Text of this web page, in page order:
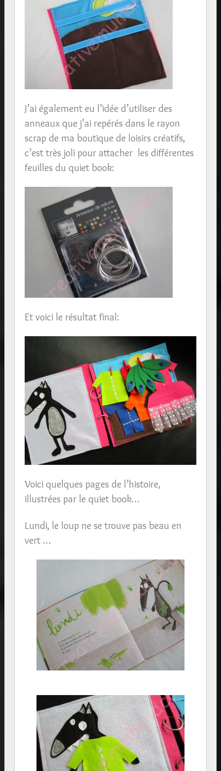
J’ai également eu l’idée d’utiliser des
anneaux que j’ai repérés dans le rayon
scrap de ma boutique de loisirs créatifs,
c’est très joli pour attacher les différentes
feuilles du quiet book:
Et voici le résultat final:
Voici quelques pages de l’histoire,
illustrées par le quiet book…
Lundi, le loup ne se trouve pas beau en
vert …